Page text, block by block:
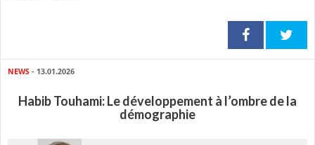
NEWS - 13.01.2026
Habib Touhami: Le développement à l’ombre de la
démographie